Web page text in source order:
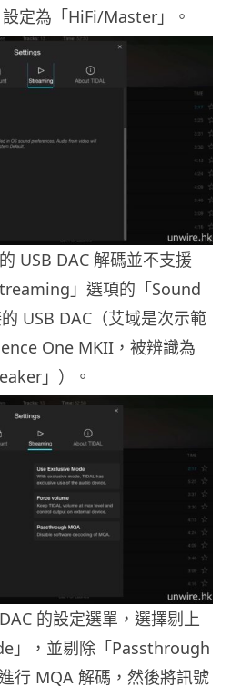
定為「HiFi/Master」。
USB DAC 解碼並不支援
」選項的「Sound
USB DAC（艾域是次示範
One MKII，被辨識為
」）。
的設定選單，選擇剔上
」，並剔除「Passthrough
行 MQA 解碼，然後將訊號